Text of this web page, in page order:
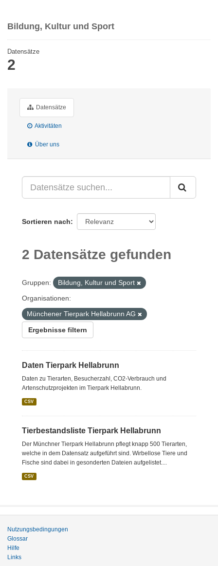
Bildung, Kultur und Sport
Datensätze
2
Datensätze
Aktivitäten
Über uns
Sortieren nach
2 Datensätze gefunden
Gruppen:
Bildung, Kultur und Sport
Organisationen:
Münchener Tierpark Hellabrunn AG
Ergebnisse filtern
Daten Tierpark Hellabrunn
Daten zu Tierarten, Besucherzahl, CO2-Verbrauch und
Artenschutzprojekten im Tierpark Hellabrunn.
CSV
Tierbestandsliste Tierpark Hellabrunn
Der Münchner Tierpark Hellabrunn pflegt knapp 500 Tierarten,
welche in dem Datensatz aufgeführt sind. Wirbellose Tiere und
Fische sind dabei in gesonderten Dateien aufgelistet....
CSV
Nutzungsbedingungen
Glossar
Hilfe
Links